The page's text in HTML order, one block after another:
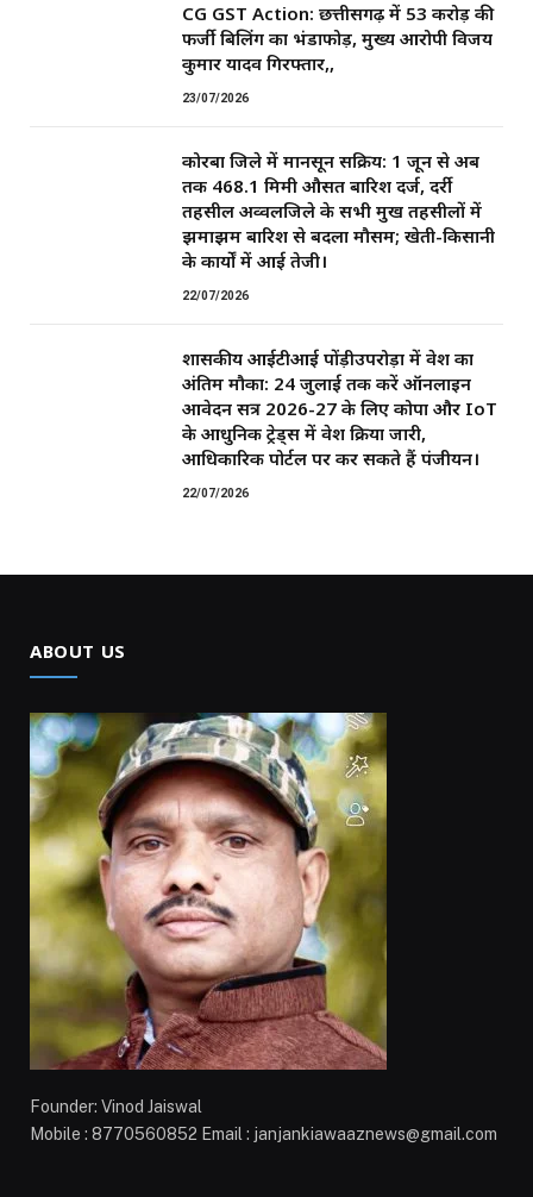
CG GST Action: छत्तीसगढ़ में 53 करोड़ की
फर्जी बिलिंग का भंडाफोड़, मुख्य आरोपी विजय
कुमार यादव गिरफ्तार,,
23/07/2026
कोरबा जिले में मानसून सक्रिय: 1 जून से अब
तक 468.1 मिमी औसत बारिश दर्ज, दर्री
तहसील अव्वलजिले के सभी प्रमुख तहसीलों में
झमाझम बारिश से बदला मौसम; खेती-किसानी
के कार्यों में आई तेजी।
22/07/2026
शासकीय आईटीआई पोंड़ीउपरोड़ा में प्रवेश का
अंतिम मौका: 24 जुलाई तक करें ऑनलाइन
आवेदन सत्र 2026-27 के लिए कोपा और IoT
के आधुनिक ट्रेड्स में प्रवेश प्रक्रिया जारी,
आधिकारिक पोर्टल पर कर सकते हैं पंजीयन।
22/07/2026
ABOUT US
Founder: Vinod Jaiswal
Mobile : 8770560852 Email : janjankiawaaznews@gmail.com